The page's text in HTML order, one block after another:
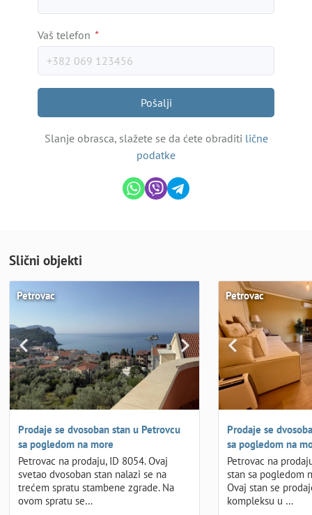
Vaš telefon *
Pošalji
Slanje obrasca, slažete se da ćete obraditi lične
podatke
Slični objekti
Petrovac
Prodaje se dvosoban stan u Petrovcu
sa pogledom na more
Petrovac na prodaju, ID 8054. Ovaj
svetao dvosoban stan nalazi se na
trećem spratu stambene zgrade. Na
ovom spratu se…
Petrovac
Prodaje se
sa pogledom na
Petrovac na
stan sa pogledom
Ovaj stan se
kompleksu u …